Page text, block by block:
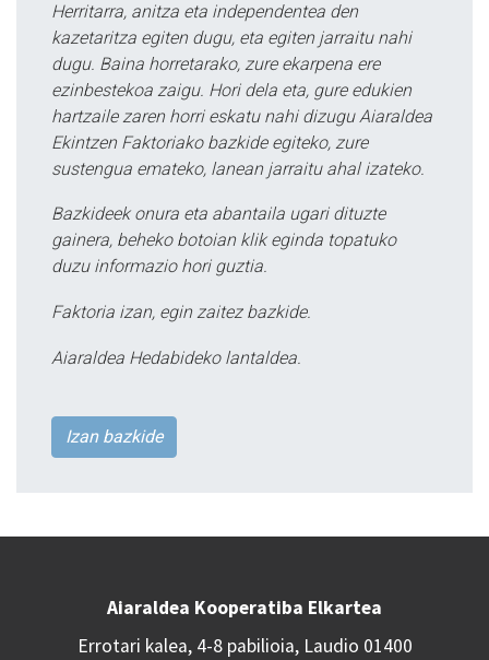
Herritarra, anitza eta independentea den
kazetaritza egiten dugu, eta egiten jarraitu nahi
dugu. Baina horretarako, zure ekarpena ere
ezinbestekoa zaigu. Hori dela eta, gure edukien
hartzaile zaren horri eskatu nahi dizugu Aiaraldea
Ekintzen Faktoriako bazkide egiteko, zure
sustengua emateko, lanean jarraitu ahal izateko.
Bazkideek onura eta abantaila ugari dituzte
gainera, beheko botoian klik eginda topatuko
duzu informazio hori guztia.
Faktoria izan, egin zaitez bazkide.
Aiaraldea Hedabideko lantaldea.
Izan bazkide
Aiaraldea Kooperatiba Elkartea
Errotari kalea, 4-8 pabilioia, Laudio 01400